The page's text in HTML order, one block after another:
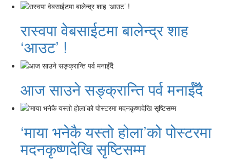
रास्वपा वेबसाईटमा बालेन्द्र शाह
‘आउट’ !
आज साउने सङ्क्रान्ति पर्व मनाईँदै
‘माया भनेकै यस्तो होला’को पोस्टरमा
मदनकृष्णदेखि सृष्टिसम्म